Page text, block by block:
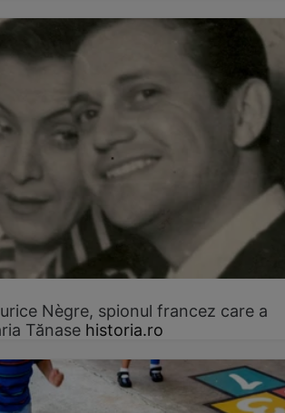
Nègre, spionul francez care a
Tănase historia.ro